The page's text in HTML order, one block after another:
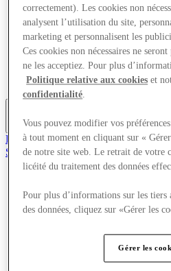
Magasins
Offres
Planifiez votre visite
Quoi de neuf
Mangez et buvez
Cartes cadeaux
Services
Plus
Rejoignez le club
Sauvé
fr
Offres
Planifiez votre visite
Mangez et buvez
correctement). Les cookies non
analysent l’utilisation du site,
marketing et personnalisent les
Ces cookies non nécessaires ne
ne les acceptiez. Pour plus
Politique relative aux cookies et
confidentialité.
Vous pouvez modifier vos
à tout moment en cliquant sur «
de notre site web. Le retrait de votre
licéité du traitement des données
Pour plus d’informations sur les tiers
des données, cliquez sur «Gérer les
Gérer les